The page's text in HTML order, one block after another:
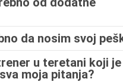
da nosim svoj
u teretani koji je
moja pitanja?